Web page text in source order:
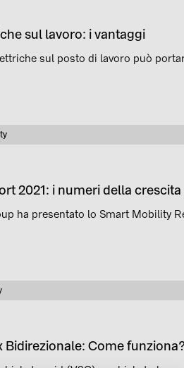
sul lavoro: i vantaggi
sul posto di lavoro può
2021: i numeri della
ha presentato lo Smart Mobility
Bidirezionale: Come